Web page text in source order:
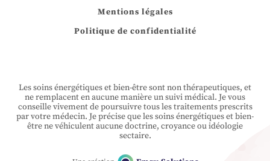
Mentions légales
Politique de confidentialité
Les soins énergétiques et bien-être sont non thérapeutiques, et
ne remplacent en aucune manière un suivi médical. Je vous
conseille vivement de poursuivre tous les traitements prescrits
par votre médecin. Je précise que les soins énergétiques et bien-
être ne véhiculent aucune doctrine, croyance ou idéologie
sectaire.